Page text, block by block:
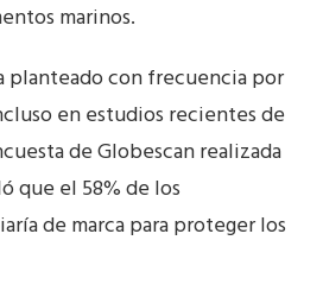
marinos.
planteado con frecuencia por
en estudios recientes de
de Globescan realizada
que el 58% de los
de marca para proteger los